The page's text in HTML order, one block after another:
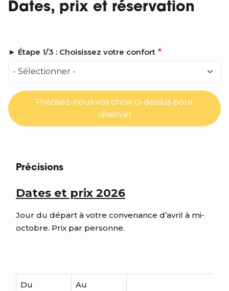
Dates, prix et réservation
► Étape 1/3 : Choisissez votre confort
Précisez-nous vos choix ci-dessus pour
réserver
Précisions
Dates et prix 2026
Jour du départ à votre convenance d’avril à mi-
octobre. Prix par personne.
Du Au